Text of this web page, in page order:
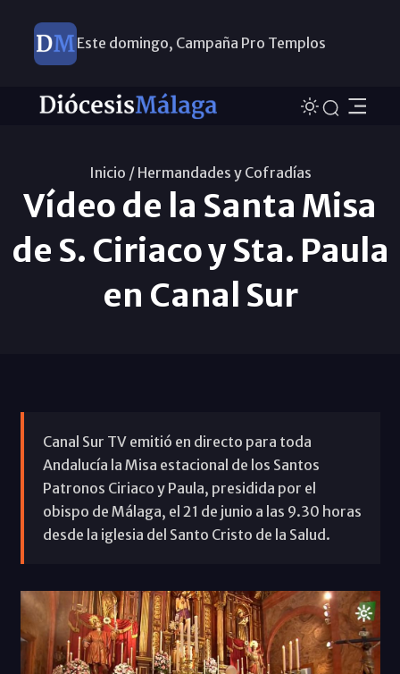
Este domingo, Campaña Pro Templos
Inicio / Hermandades y Cofradías
Vídeo de la Santa Misa
de S. Ciriaco y Sta. Paula
en Canal Sur
Canal Sur TV emitió en directo para toda
Andalucía la Misa estacional de los Santos
Patronos Ciriaco y Paula, presidida por el
obispo de Málaga, el 21 de junio a las 9.30 horas
desde la iglesia del Santo Cristo de la Salud.